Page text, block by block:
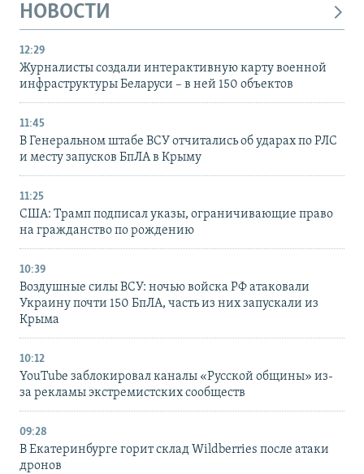
НОВОСТИ
12:29
Журналисты создали интерактивную карту военной
инфраструктуры Беларуси – в ней 150 объектов
11:45
В Генеральном штабе ВСУ отчитались об ударах по РЛС
и месту запусков БпЛА в Крыму
11:25
США: Трамп подписал указы, ограничивающие право
на гражданство по рождению
10:39
Воздушные силы ВСУ: ночью войска РФ атаковали
Украину почти 150 БпЛА, часть из них запускали из
Крыма
10:12
YouTube заблокировал каналы «Русской общины» из-
за рекламы экстремистских сообществ
09:28
В Екатеринбурге горит склад Wildberries после атаки
дронов